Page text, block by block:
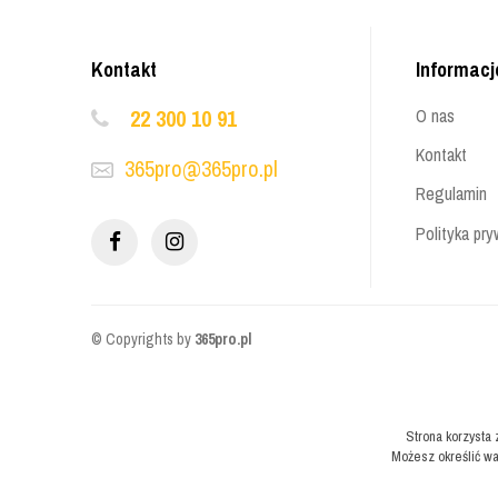
O nas
Kontakt
Regulamin
Polityka
Kontakt
22 300 10 91
365pro@365pro.pl
© Copyrights by 365pro.pl
Strona
Możesz określić